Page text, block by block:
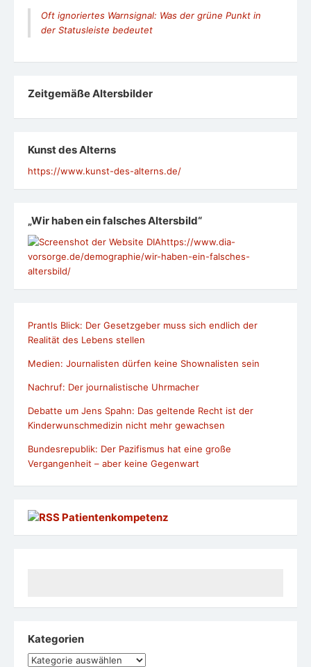
Oft ignoriertes Warnsignal: Was der grüne Punkt in
der Statusleiste bedeutet
Zeit­ge­mäße Alters­bil­der
Kunst des Alterns
https://www.kunst-des-alterns.de/
„Wir haben ein falsches Altersbild“
https://www.dia-
vorsorge.de/demographie/wir-haben-ein-falsches-
altersbild/
Prantls Blick: Der Gesetzgeber muss sich endlich der
Realität des Lebens stellen
Medien: Journalisten dürfen keine Shownalisten sein
Nachruf: Der journalistische Uhrmacher
Debatte um Jens Spahn: Das geltende Recht ist der
Kinderwunschmedizin nicht mehr gewachsen
Bundesrepublik: Der Pazifismus hat eine große
Vergangenheit – aber keine Gegenwart
Patientenkompetenz
Kategorien
Kategorien